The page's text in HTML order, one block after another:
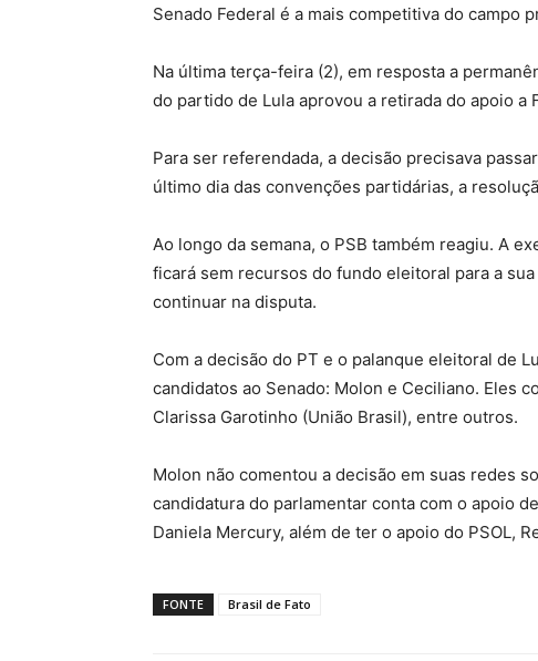
Senado Federal é a mais competitiva do campo
Na última terça-feira (2), em resposta a
do partido de Lula aprovou a retirada do apoio a
Para ser referendada, a decisão precisava
último dia das convenções partidárias, a
Ao longo da semana, o PSB também reagiu. A
ficará sem recursos do fundo eleitoral para a
continuar na disputa.
Com a decisão do PT e o palanque eleitoral de
candidatos ao Senado: Molon e Ceciliano. Eles
Clarissa Garotinho (União Brasil), entre outros.
Molon não comentou a decisão em suas redes
candidatura do parlamentar conta com o apoio
Daniela Mercury, além de ter o apoio do PSOL,
FONTE Brasil de Fato